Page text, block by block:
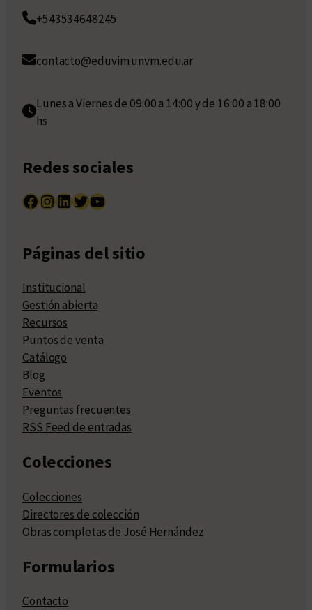
+543534648245
contacto@eduvim.unvm.edu.ar
Lunes a Viernes de 09:00 a 14:00 y de 16:00 a 18:00
hs
Redes sociales
Facebook InstagramLinkedIn Twitter YouTube
Páginas del sitio
Institucional
Gestión abierta
Recursos
Puntos de venta
Catálogo
Blog
Eventos
Preguntas frecuentes
RSS Feed de entradas
Colecciones
Colecciones
Directores de colección
Obras completas de José Hernández
Formularios
Contacto